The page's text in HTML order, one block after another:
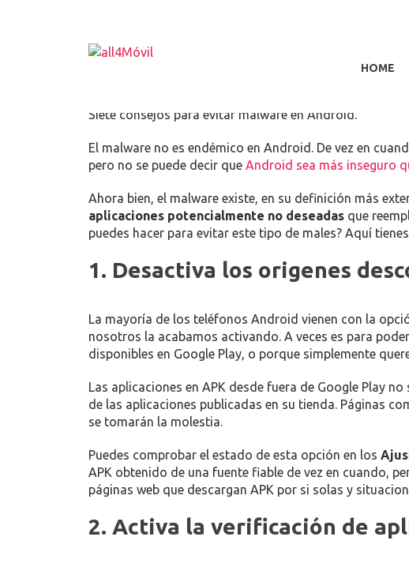
HOME
SIETE CONSEJOS PARA EVITAR
Siete consejos para evitar malware en Android.
El malware no es endémico en Android. De vez en
pero no se puede decir que Android sea más inseguro
Ahora bien, el malware existe, en su definición más
aplicaciones potencialmente no deseadas que
puedes hacer para evitar este tipo de males? Aquí
1. Desactiva los origenes
La mayoría de los teléfonos Android vienen con la
nosotros la acabamos activando. A veces es para poder
disponibles en Google Play, o porque simplemente
Las aplicaciones en APK desde fuera de Google Play
de las aplicaciones publicadas en su tienda. Páginas
se tomarán la molestia.
Puedes comprobar el estado de esta opción en los
APK obtenido de una fuente fiable de vez en cuando,
páginas web que descargan APK por si solas y
2. Activa la verificación de